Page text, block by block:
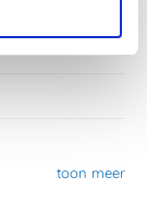
toon meer